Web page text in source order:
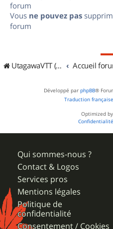
forum
Vous ne pouvez pas
forum
UtagawaVTT (Randos VTT et VTTAE avec traces GPS) Accueil
Développé par phpBB®
Traduction
Optimized
Confidentialité
Qui sommes-nous ?
Contact & Logos
Services pros
Mentions légales
Politique de
confidentialité
Consentement / Cookies